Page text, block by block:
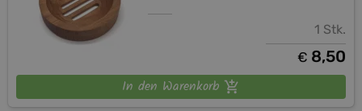
1 Stk.
€ 8,50
In den Warenkorb